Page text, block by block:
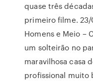
quase três
primeiro filme. 23/
Homens e Meio –
um solteirão no
maravilhosa casa
profissional muito